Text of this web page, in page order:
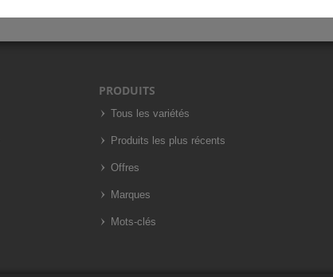
PRODUITS
Tous les variétés
Produits les plus récents
Offres
Marques
Mots-clés